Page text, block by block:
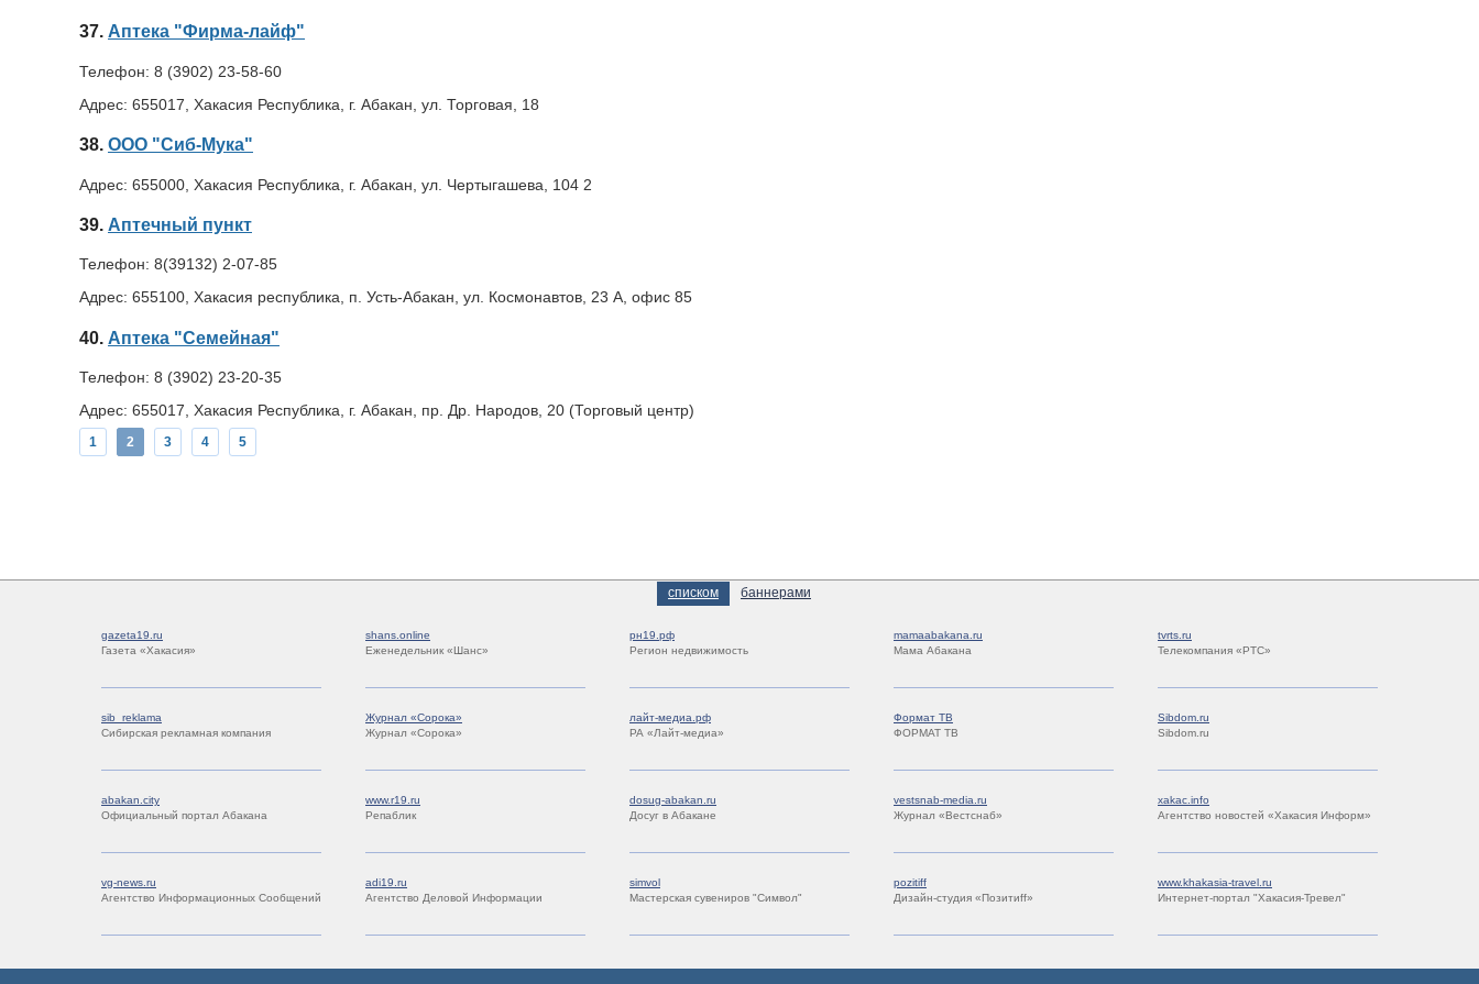
37. Аптека "Фирма-лайф"
Телефон: 8 (3902) 23-58-60
Адрес: 655017, Хакасия Республика, г. Абакан, ул. Торговая, 18
38. ООО "Сиб-Мука"
Адрес: 655000, Хакасия Республика, г. Абакан, ул. Чертыгашева, 104 2
39. Аптечный пункт
Телефон: 8(39132) 2-07-85
Адрес: 655100, Хакасия республика, п. Усть-Абакан, ул. Космонавтов, 23 А, офис 85
40. Аптека "Семейная"
Телефон: 8 (3902) 23-20-35
Адрес: 655017, Хакасия Республика, г. Абакан, пр. Др. Народов, 20 (Торговый центр)
1 2 3 4 5
списком баннерами
gazeta19.ru
Газета «Хакасия»
shans.online
Еженедельник «Шанс»
рн19.рф
Регион недвижимость
mamaabakana.ru
Мама Абакана
tvrts.ru
Телекомпания «РТС»
sib_reklama
Сибирская рекламная компания
Журнал «Сорока»
Журнал «Сорока»
лайт-медиа.рф
РА «Лайт-медиа»
Формат ТВ
ФОРМАТ ТВ
Sibdom.ru
Sibdom.ru
abakan.city
Официальный портал Абакана
www.r19.ru
Репаблик
dosug-abakan.ru
Досуг в Абакане
vestsnab-media.ru
Журнал «Вестснаб»
xakac.info
Агентство новостей «Хакасия Информ»
vg-news.ru
Агентство Информационных Сообщений
adi19.ru
Агентство Деловой Информации
simvol
Мастерская сувениров "Символ"
pozitiff
Дизайн-студия «Позитиff»
www.khakasia-travel.ru
Интернет-портал "Хакасия-Тревел"